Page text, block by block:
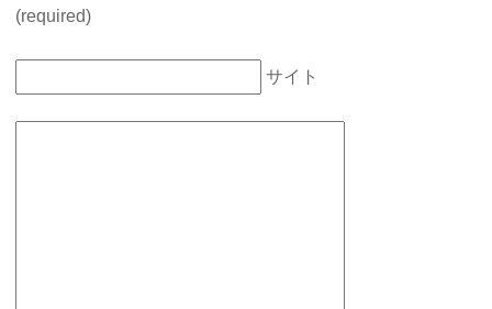
(required)
サイト